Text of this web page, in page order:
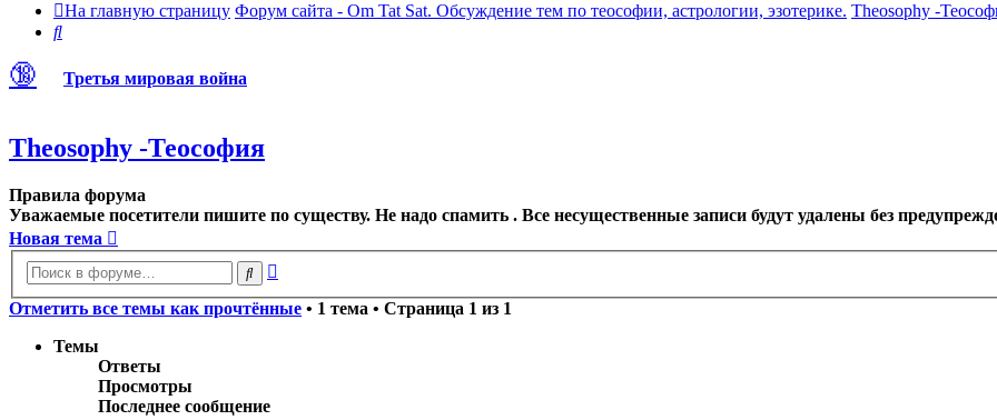
На главную страницу Форум сайта - Om Tat Sat. Обсуждение тем по теософии, астрологии, эзотерике. Theosophy -
Поиск
🔞 Третья мировая война
Theosophy -Теософия
Правила форума
Уважаемые посетители пишите по существу. Не надо спамить . Все несущественные записи будут удалены без
Новая тема
Поиск
Отметить все темы как прочтённые • 1 тема • Страница 1 из 1
Темы
Ответы
Просмотры
Последнее сообщение